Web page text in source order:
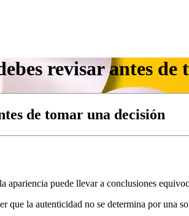
revisar antes
de tomar una decisión
apariencia puede llevar a conclusiones
que la autenticidad no se determina por una